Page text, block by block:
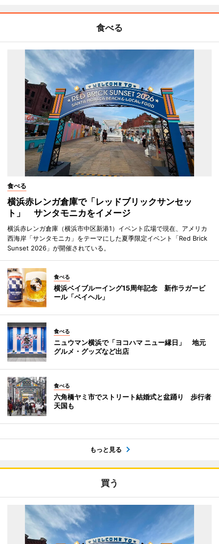
食べる
食べる
横浜赤レンガ倉庫で「レッドブリックサンセッ
ト」 サンタモニカをイメージ
横浜赤レンガ倉庫（横浜市中区新港1）イベント広場で現在、アメリカ
西海岸「サンタモニカ」をテーマにした夏季限定イベント「Red Brick
Sunset 2026」が開催されている。
食べる
横浜ベイブルーイング15周年記念 新作ラガービ
ール「ベイヘル」
食べる
ニュウマン横浜で「ヨコハマ ニュー縁日」 地元
グルメ・グッズなど出店
食べる
六角橋ヤミ市でストリート結婚式と盆踊り 歩行者
天国も
もっと見る
買う